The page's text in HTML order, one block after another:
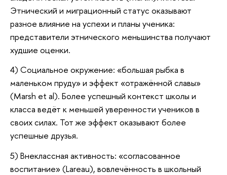
Этнический и миграционный статус оказывают
разное влияние на успехи и планы ученика:
представители этнического меньшинства получают
худшие оценки.
4) Социальное окружение: «большая рыбка в
маленьком пруду» и эффект «отражённой славы»
(Marsh et al). Более успешный контекст школы и
класса ведёт к меньшей уверенности учеников в
своих силах. Тот же эффект оказывают более
успешные друзья.
5) Внеклассная активность: «согласованное
воспитание» (Lareau), вовлечённость в школьный